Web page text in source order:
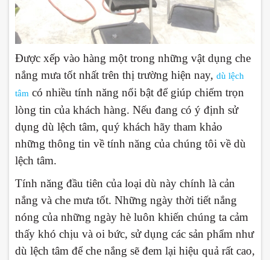
Được xếp vào hàng một trong những vật dụng che
nắng mưa tốt nhất trên thị trường hiện nay, dù lệch
tâm có nhiều tính năng nổi bật để giúp chiếm trọn
lòng tin của khách hàng. Nếu đang có ý định sử
dụng dù lệch tâm, quý khách hãy tham khảo
những thông tin về tính năng của chúng tôi về dù
lệch tâm.
Tính năng đầu tiên của loại dù này chính là cản
nắng và che mưa tốt. Những ngày thời tiết nắng
nóng của những ngày hè luôn khiến chúng ta cảm
thấy khó chịu và oi bức, sử dụng các sản phẩm như
dù lệch tâm để che nắng sẽ đem lại hiệu quả rất cao,